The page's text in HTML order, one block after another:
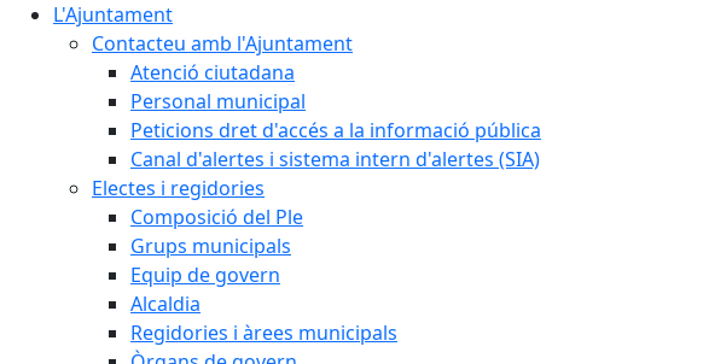
L'Ajuntament
Contacteu amb l'Ajuntament
Atenció ciutadana
Personal municipal
Peticions dret d'accés a la informació pública
Canal d'alertes i sistema intern d'alertes (SIA)
Electes i regidories
Composició del Ple
Grups municipals
Equip de govern
Alcaldia
Regidories i àrees municipals